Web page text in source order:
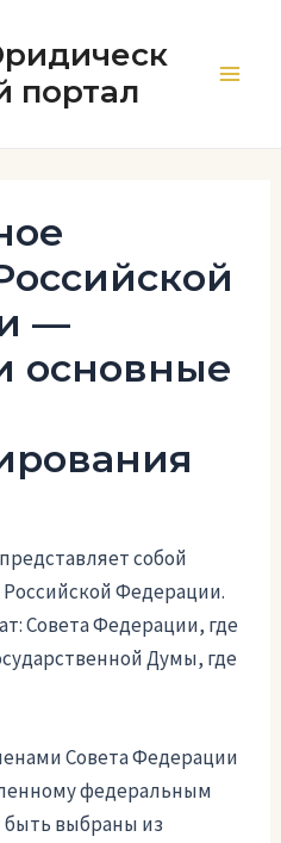
портал
—
основные
представляет собой
Федерации.
Совета Федерации, где
Думы, где
Совета Федерации
федеральным
выбраны из